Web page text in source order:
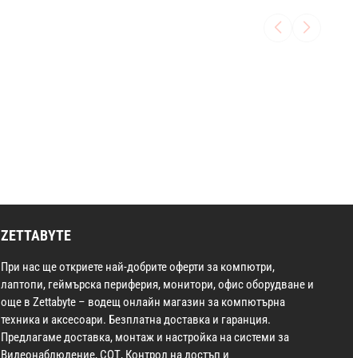
ZETTABYTE
При нас ще откриете най-добрите оферти за компютри,
лаптопи, геймърска периферия, монитори, офис оборудване и
още в Zettabyte – водещ онлайн магазин за компютърна
техника и аксесоари. Безплатна доставка и гаранция.
Предлагаме доставка, монтаж и настройка на системи за
Видеонаблюдение, СОТ, Контрол на достъп и